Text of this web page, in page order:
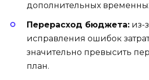
дополнительных временных
Перерасход бюджета: из-
исправления ошибок
значительно превысить
план.